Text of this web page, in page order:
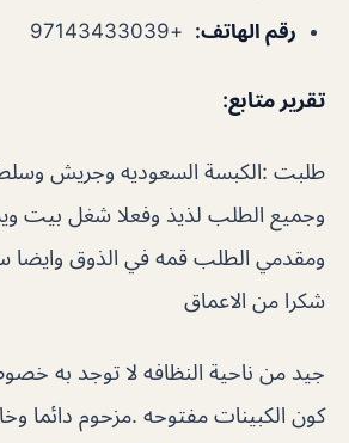
رقم الهاتف:
+97143433039
تقرير متابع:
طلبت :الكبسة السعوديه وجريش
وجميع الطلب لذيذ وفعلا شغل بيت
ومقدمي الطلب قمه في الذوق وايضا
شكرا من الاعماق
جيد من ناحية النظافه لا توجد به
كون الكبينات مفتوحه .مزحوم دائما